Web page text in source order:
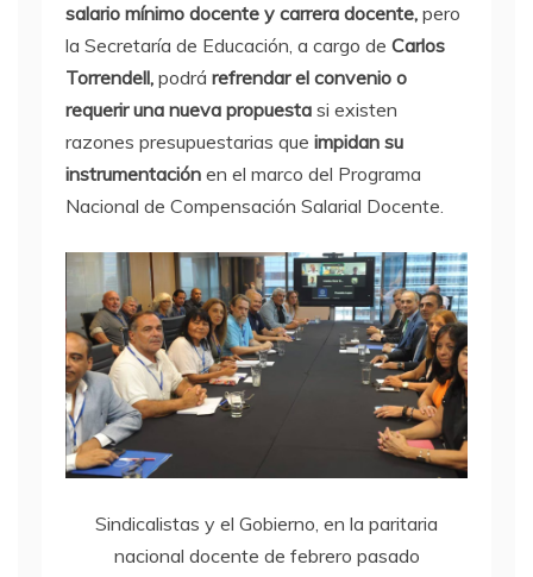
salario mínimo docente y carrera docente, pero
la Secretaría de Educación, a cargo de Carlos
Torrendell, podrá refrendar el convenio o
requerir una nueva propuesta si existen
razones presupuestarias que impidan su
instrumentación en el marco del Programa
Nacional de Compensación Salarial Docente.
Sindicalistas y el Gobierno, en la paritaria
nacional docente de febrero pasado